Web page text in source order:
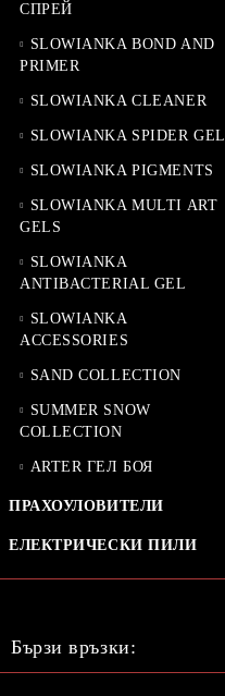
СПРЕЙ
SLOWIANKA BOND AND
PRIMER
SLOWIANKA CLEANER
SLOWIANKA SPIDER GEL
SLOWIANKA PIGMENTS
SLOWIANKA MULTI ART
GELS
SLOWIANKA
ANTIBACTERIAL GEL
SLOWIANKA
ACCESSORIES
SAND COLLECTION
SUMMER SNOW
COLLECTION
ARTER ГЕЛ БОЯ
ПРАХОУЛОВИТЕЛИ
ЕЛЕКТРИЧЕСКИ ПИЛИ
Бързи връзки: